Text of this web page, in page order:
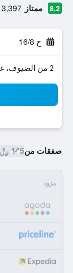
8.2 ممتاز 3,397 من التقييمات تم التحقق منها
ح 16/8
2 من الضيوف، غرفة واحدة
صفقات من445 ﷼
مزود